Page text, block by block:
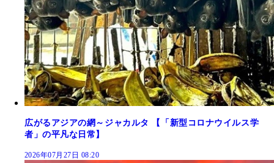
広がるアジアの網～ジャカルタ 【「新型コロナウイルス学
者」の平凡な日常】
2026年07月27日 08:20